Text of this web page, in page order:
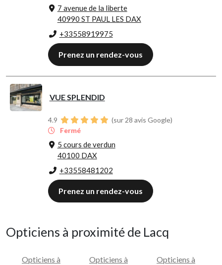
7 avenue de la liberte
40990 ST PAUL LES DAX
+33558919975
Prenez un rendez-vous
VUE SPLENDID
4.9
(sur 28 avis Google)
Fermé
5 cours de verdun
40100 DAX
+33558481202
Prenez un rendez-vous
Opticiens à proximité de Lacq
Opticiens à
Opticiens à
Opticiens à